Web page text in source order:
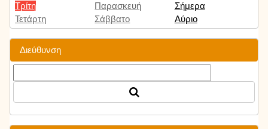
Τρίτη
Τετάρτη
Παρασκευή
Σάββατο
Σήμερα
Αύριο
Διεύθυνση